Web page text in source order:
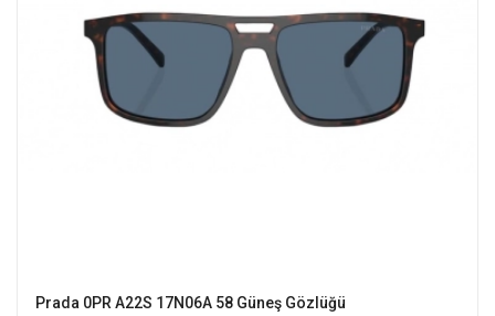
Prada 0PR A22S 17N06A 58 Güneş Gözlüğü